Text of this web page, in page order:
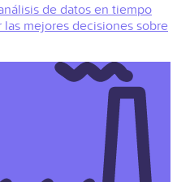
de datos en tiempo
las mejores decisiones sobre